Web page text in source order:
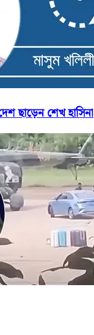
ছাড়েন শেখ হাসিনা